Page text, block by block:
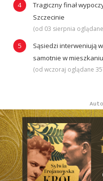
Tragiczny finał
Szczecinie
(od 03 sierpnia
Sąsiedzi interweniują
samotnie w mieszkaniu
(od wczoraj oglądane